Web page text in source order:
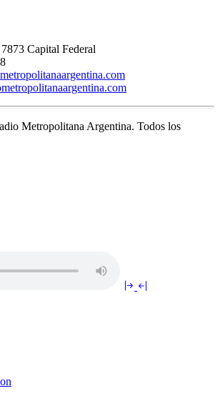
Capital Federal
Metropolitana Argentina. Todos los